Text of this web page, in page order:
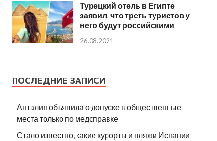
Турецкий отель в Египте
заявил, что треть туристов у
него будут российскими
26.08.2021
ПОСЛЕДНИЕ ЗАПИСИ
Анталия объявила о допуске в общественные
места только по медсправке
Стало известно, какие курорты и пляжи Испании